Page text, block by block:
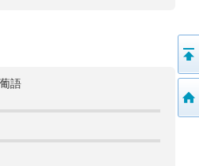
語